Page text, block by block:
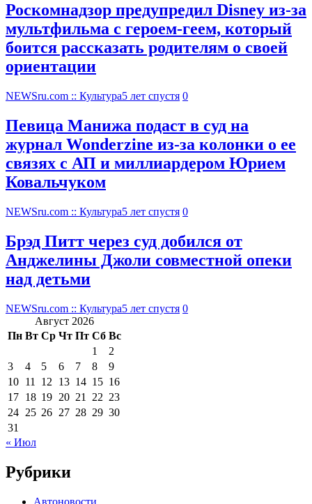
Роскомнадзор предупредил Disney из-за
мультфильма c героем-геем, который
боится рассказать родителям о своей
ориентации
NEWSru.com :: Культура5 лет спустя 0
Певица Манижа подаст в суд на
журнал Wonderzine из-за колонки о ее
связях с АП и миллиардером Юрием
Ковальчуком
NEWSru.com :: Культура5 лет спустя 0
Брэд Питт через суд добился от
Анджелины Джоли совместной опеки
над детьми
NEWSru.com :: Культура5 лет спустя 0
Август 2026
Пн Вт Ср Чт Пт Сб Вс
1
2
3
4 5 6 7 8
9
10 11 12 13 14 15 16
17 18 19 20 21 22 23
24 25 26 27 28 29 30
31
« Июл
Рубрики
Автоновости